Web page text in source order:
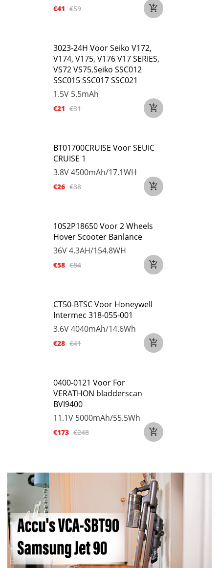
€41 €59
3023-24H Voor Seiko V172,
V174, V175, V176 V17 SERIES,
VS72 VS75,Seiko SSC012
SSC015 SSC017 SSC021
1.5V 5.5mAh
€21 €31
BT01700CRUISE Voor SEUIC
CRUISE 1
3.8V4500mAh/17.1WH
€26 €38
10S2P18650 Voor 2 Wheels
Hover Scooter Banlance
36V4.3AH/154.8WH
€58 €84
CT50-BTSC Voor Honeywell
Intermec 318-055-001
3.6V4040mAh/14.6Wh
€28 €41
0400-0121 Voor For
VERATHON bladderscan
BVI9400
11.1V 5000mAh/55.5Wh
€173 €248